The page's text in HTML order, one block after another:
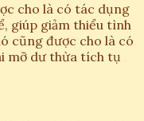
cho là có tác dụng
giúp giảm thiểu tình
cũng được cho là có
mỡ dư thừa tích tụ